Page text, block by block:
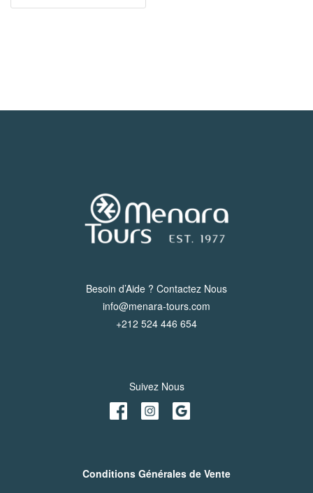
Besoin d’Aide ? Contactez Nous
info@menara-tours.com
+212 524 446 654
Suivez Nous
Conditions Générales de Vente